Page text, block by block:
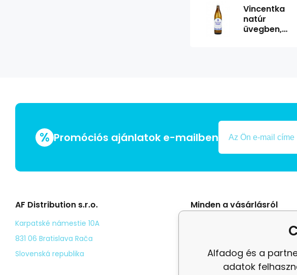
Vincentka
natúr
üvegben,
% Promóciós ajánlatok e-mailben
AF Distribution s.r.o.
Karpatské námestie 10A
831 06 Bratislava Rača
Slovenská republika
Minden a vásárlásról
Személyes adatok védelme
Kézbesítés
Alfadog és a
adatok